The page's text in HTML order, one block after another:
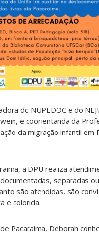
do NUPEDOC e do
e coorientanda da
da migração infantil em
a DPU realiza
separadas
são atendidas, são
e colorida.
Pacaraima, Deborah